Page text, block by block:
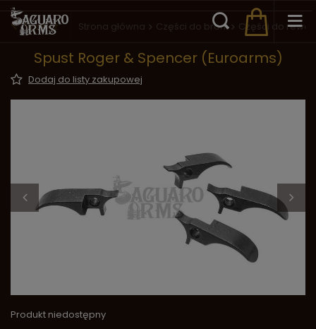
Wstecz Strona główna Części do broni Części do
Spust Roger & Spencer (Euroarms)
Dodaj do listy zakupowej
Produkt niedostępny